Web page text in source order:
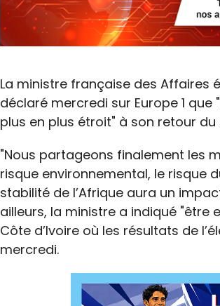
La ministre française des Affaires
déclaré mercredi sur Europe 1 que
plus en plus étroit" à son retour
"Nous partageons finalement les
risque environnemental, le risque
stabilité de l’Afrique aura un
ailleurs, la ministre a indiqué "être
Côte d’Ivoire où les résultats de
mercredi.